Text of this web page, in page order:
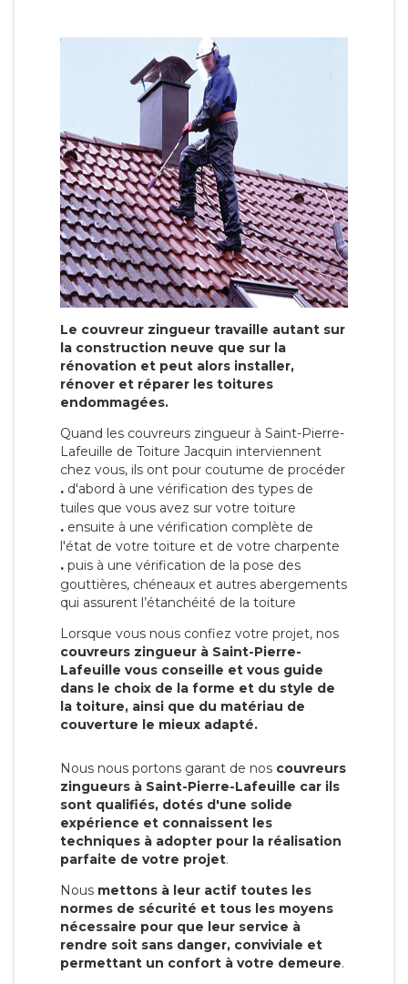
Le couvreur zingueur travaille autant sur
la construction neuve que sur la
rénovation et peut alors installer,
rénover et réparer les toitures
endommagées.
Quand les couvreurs zingueur à Saint-Pierre-
Lafeuille de Toiture Jacquin interviennent
chez vous, ils ont pour coutume de procéder
. d'abord à une vérification des types de
tuiles que vous avez sur votre toiture
. ensuite à une vérification complète de
l'état de votre toiture et de votre charpente
. puis à une vérification de la pose des
gouttières, chéneaux et autres abergements
qui assurent l’étanchéité de la toiture
Lorsque vous nous confiez votre projet, nos
couvreurs zingueur à Saint-Pierre-
Lafeuille vous conseille et vous guide
dans le choix de la forme et du style de
la toiture, ainsi que du matériau de
couverture le mieux adapté.
Nous nous portons garant de nos couvreurs
zingueurs à Saint-Pierre-Lafeuille car ils
sont qualifiés, dotés d'une solide
expérience et connaissent les
techniques à adopter pour la réalisation
parfaite de votre projet.
Nous mettons à leur actif toutes les
normes de sécurité et tous les moyens
nécessaire pour que leur service à
rendre soit sans danger, conviviale et
permettant un confort à votre demeure.